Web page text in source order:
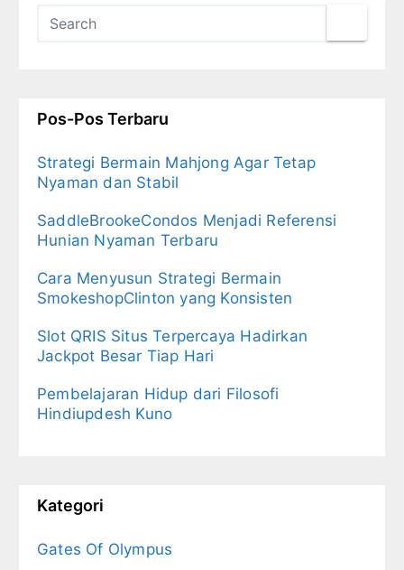
Pos-Pos Terbaru
Strategi Bermain Mahjong Agar Tetap
Nyaman dan Stabil
SaddleBrookeCondos Menjadi Referensi
Hunian Nyaman Terbaru
Cara Menyusun Strategi Bermain
SmokeshopClinton yang Konsisten
Slot QRIS Situs Terpercaya Hadirkan
Jackpot Besar Tiap Hari
Pembelajaran Hidup dari Filosofi
Hindiupdesh Kuno
Kategori
Gates Of Olympus